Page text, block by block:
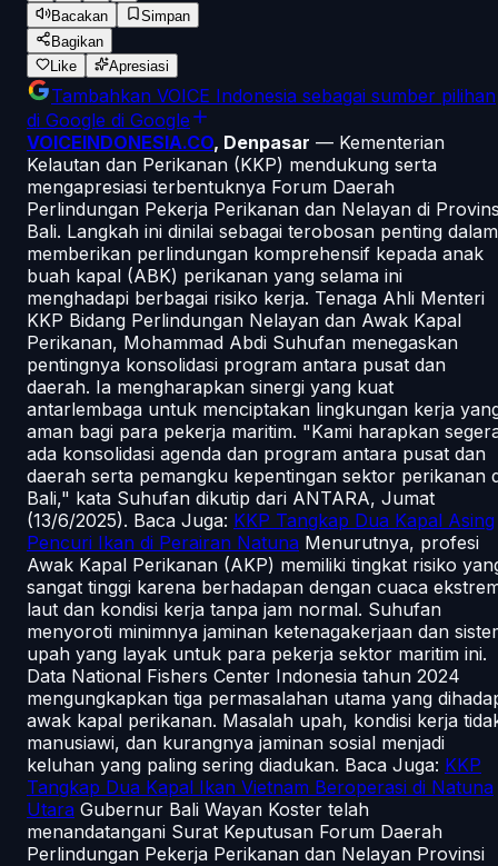
Bacakan
Simpan
Bagikan
Like
Apresiasi
Tambahkan VOICE Indonesia sebagai sumber pilihan
di Google di Google
VOICEINDONESIA.CO, Denpasar — Kementerian
Kelautan dan Perikanan (KKP) mendukung serta
mengapresiasi terbentuknya Forum Daerah
Perlindungan Pekerja Perikanan dan Nelayan di
Bali. Langkah ini dinilai sebagai terobosan penting dalam
memberikan perlindungan komprehensif kepada anak
buah kapal (ABK) perikanan yang selama ini
menghadapi berbagai risiko kerja. Tenaga Ahli Menteri
KKP Bidang Perlindungan Nelayan dan Awak Kapal
Perikanan, Mohammad Abdi Suhufan menegaskan
pentingnya konsolidasi program antara pusat dan
daerah. Ia mengharapkan sinergi yang kuat
antarlembaga untuk menciptakan lingkungan kerja
aman bagi para pekerja maritim. "Kami harapkan
ada konsolidasi agenda dan program antara pusat dan
daerah serta pemangku kepentingan sektor perikanan
Bali," kata Suhufan dikutip dari ANTARA, Jumat
(13/6/2025). Baca Juga: KKP Tangkap Dua Kapal Asing
Pencuri Ikan di Perairan Natuna Menurutnya, profesi
Awak Kapal Perikanan (AKP) memiliki tingkat risiko
sangat tinggi karena berhadapan dengan cuaca
laut dan kondisi kerja tanpa jam normal. Suhufan
menyoroti minimnya jaminan ketenagakerjaan dan
upah yang layak untuk para pekerja sektor maritim ini.
Data National Fishers Center Indonesia tahun 2024
mengungkapkan tiga permasalahan utama yang
awak kapal perikanan. Masalah upah, kondisi kerja
manusiawi, dan kurangnya jaminan sosial menjadi
keluhan yang paling sering diadukan. Baca Juga: KKP
Tangkap Dua Kapal Ikan Vietnam Beroperasi di Natuna
Utara Gubernur Bali Wayan Koster telah
menandatangani Surat Keputusan Forum Daerah
Perlindungan Pekerja Perikanan dan Nelayan Provinsi